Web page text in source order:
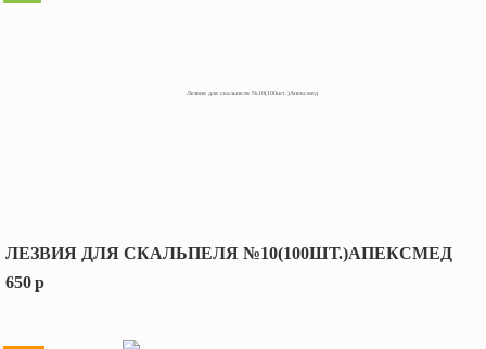
ЛЕЗВИЯ ДЛЯ СКАЛЬПЕЛЯ №10(100ШТ.)АПЕКСМЕД
650p